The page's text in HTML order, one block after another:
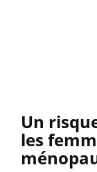
Un
les